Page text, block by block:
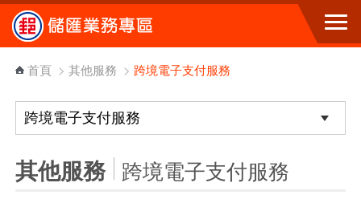
跳到主要內容區塊
首頁 > 其他服務 > 跨境電子支付服務
其他服務 跨境電子支付服務